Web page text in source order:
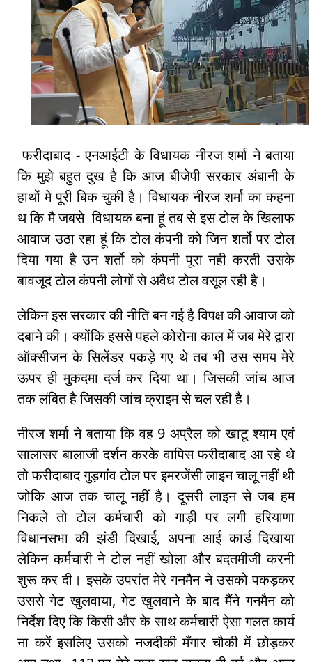
फरीदाबाद - एनआईटी के विधायक नीरज शर्मा ने बताया
कि मुझे बहुत दुख है कि आज बीजेपी सरकार अंबानी के
हाथों मे पूरी बिक चुकी है। विधायक नीरज शर्मा का कहना
थ कि मै जबसे विधायक बना हूं तब से इस टोल के खिलाफ
आवाज उठा रहा हूं कि टोल कंपनी को जिन शर्तो पर टोल
दिया गया है उन शर्तो को कंपनी पूरा नही करती उसके
बावजूद टोल कंपनी लोगों से अवैध टोल वसूल रही है।
लेकिन इस सरकार की नीति बन गई है विपक्ष की आवाज को
दबाने की। क्योंकि इससे पहले कोरोना काल में जब मेरे द्वारा
ऑक्सीजन के सिलेंडर पकड़े गए थे तब भी उस समय मेरे
ऊपर ही मुकदमा दर्ज कर दिया था। जिसकी जांच आज
तक लंबित है जिसकी जांच क्राइम से चल रही है।
नीरज शर्मा ने बताया कि वह 9 अप्रैल को खाटू श्याम एवं
सालासर बालाजी दर्शन करके वापिस फरीदाबाद आ रहे थे
तो फरीदाबाद गुड़गांव टोल पर इमरजेंसी लाइन चालू नहीं थी
जोकि आज तक चालू नहीं है। दूसरी लाइन से जब हम
निकले तो टोल कर्मचारी को गाड़ी पर लगी हरियाणा
विधानसभा की झंडी दिखाई, अपना आई कार्ड दिखाया
लेकिन कर्मचारी ने टोल नहीं खोला और बदतमीजी करनी
शुरू कर दी। इसके उपरांत मेरे गनमैन ने उसको पकड़कर
उससे गेट खुलवाया, गेट खुलवाने के बाद मैंने गनमैन को
निर्देश दिए कि किसी और के साथ कर्मचारी ऐसा गलत कार्य
ना करें इसलिए उसको नजदीकी मँगार चौकी में छोड़कर